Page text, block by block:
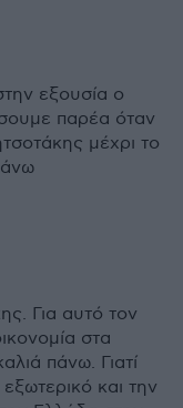
εξουσία ο
παρέα όταν
μέχρι το
Για αυτό τον
στα
πάνω. Γιατί
και την